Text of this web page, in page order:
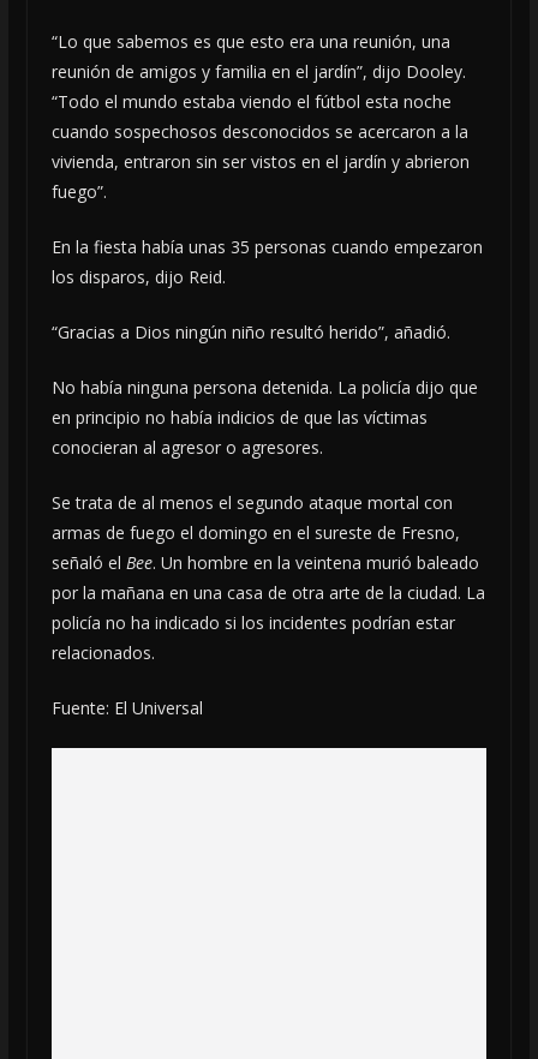
“Lo que sabemos es que esto era una reunión, una
reunión de amigos y familia en el jardín”, dijo Dooley.
“Todo el mundo estaba viendo el fútbol esta noche
cuando sospechosos desconocidos se acercaron a la
vivienda, entraron sin ser vistos en el jardín y abrieron
fuego”.
En la fiesta había unas 35 personas cuando empezaron
los disparos, dijo Reid.
“Gracias a Dios ningún niño resultó herido”, añadió.
No había ninguna persona detenida. La policía dijo que
en principio no había indicios de que las víctimas
conocieran al agresor o agresores.
Se trata de al menos el segundo ataque mortal con
armas de fuego el domingo en el sureste de Fresno,
señaló el Bee. Un hombre en la veintena murió baleado
por la mañana en una casa de otra arte de la ciudad. La
policía no ha indicado si los incidentes podrían estar
relacionados.
Fuente: El Universal